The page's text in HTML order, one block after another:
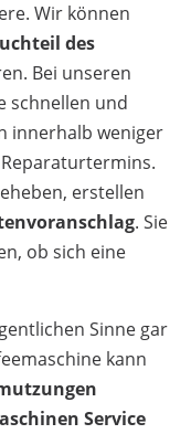
Wir können
des
Bei unseren
schnellen und
innerhalb weniger
erstellen
. Sie
ob sich eine
Sinne gar
kann
Service